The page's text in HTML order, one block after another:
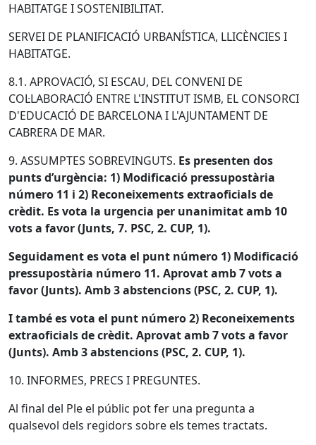
HABITATGE I SOSTENIBILITAT.
SERVEI DE PLANIFICACIÓ URBANÍSTICA, LLICÈNCIES I
HABITATGE.
8.1. APROVACIÓ, SI ESCAU, DEL CONVENI DE
COL·LABORACIÓ ENTRE L'INSTITUT ISMB, EL CONSORCI
D'EDUCACIÓ DE BARCELONA I L'AJUNTAMENT DE
CABRERA DE MAR.
9. ASSUMPTES SOBREVINGUTS. Es presenten dos
punts d’urgència: 1) Modificació pressupostària
número 11 i 2) Reconeixements extraoficials de
crèdit. Es vota la urgencia per unanimitat amb 10
vots a favor (Junts, 7. PSC, 2. CUP, 1).
Seguidament es vota el punt número 1) Modificació
pressupostària número 11. Aprovat amb 7 vots a
favor (Junts). Amb 3 abstencions (PSC, 2. CUP, 1).
I també es vota el punt número 2) Reconeixements
extraoficials de crèdit. Aprovat amb 7 vots a favor
(Junts). Amb 3 abstencions (PSC, 2. CUP, 1).
10. INFORMES, PRECS I PREGUNTES.
Al final del Ple el públic pot fer una pregunta a
qualsevol dels regidors sobre els temes tractats.